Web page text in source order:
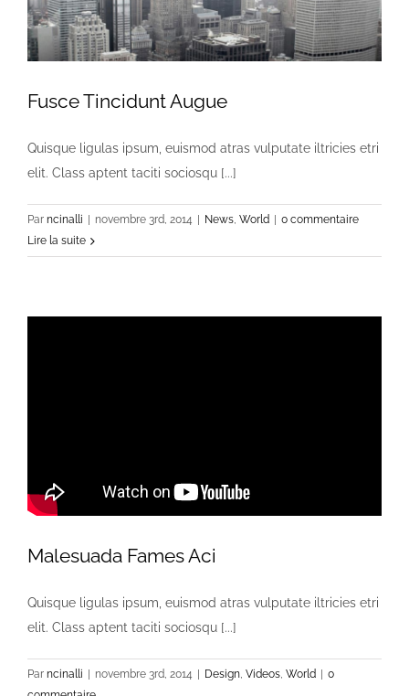
Fusce Tincidunt Augue
Quisque ligulas ipsum, euismod atras vulputate iltricies etri
elit. Class aptent taciti sociosqu [...]
Par ncinalli novembre 3rd, 2014 News, World
0 commentaire
Lire la suite
Malesuada Fames Aci
Quisque ligulas ipsum, euismod atras vulputate iltricies etri
elit. Class aptent taciti sociosqu [...]
Par ncinalli novembre 3rd, 2014 Design, Videos, World
0